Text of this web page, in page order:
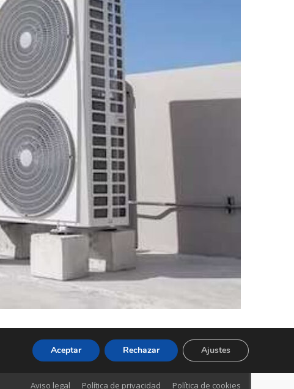
Aviso legal Política de privacidad Política de cookies
Aceptar Rechazar Ajustes